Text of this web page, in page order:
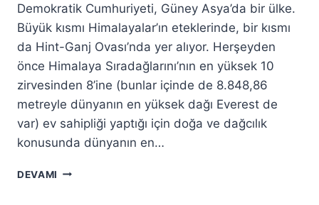
Demokratik Cumhuriyeti, Güney Asya’da bir ülke.
Büyük kısmı Himalayalar’ın eteklerinde, bir kısmı
da Hint-Ganj Ovası’nda yer alıyor. Herşeyden
önce Himalaya Sıradağlarını’nın en yüksek 10
zirvesinden 8’ine (bunlar içinde de 8.848,86
metreyle dünyanın en yüksek dağı Everest de
var) ev sahipliği yaptığı için doğa ve dağcılık
konusunda dünyanın en…
DEVAMI NEPAL